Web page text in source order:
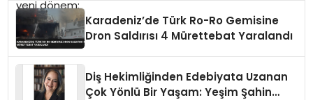
Karadeniz’de Türk Ro-Ro Gemisine
Dron Saldırısı 4 Mürettebat Yaralandı
Diş Hekimliğinden Edebiyata Uzanan
Çok Yönlü Bir Yaşam: Yeşim Şahin